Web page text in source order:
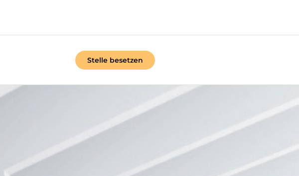
Stelle besetzen